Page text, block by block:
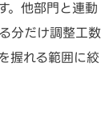
。他部門と連動
分だけ調整工数
握れる範囲に絞